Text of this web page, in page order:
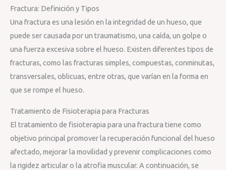
Fractura: Definición y Tipos
Una fractura es una lesión en la integridad de un hueso, que
puede ser causada por un traumatismo, una caída, un golpe o
una fuerza excesiva sobre el hueso. Existen diferentes tipos de
fracturas, como las fracturas simples, compuestas, conminutas,
transversales, oblicuas, entre otras, que varían en la forma en
que se rompe el hueso.
Tratamiento de Fisioterapia para Fracturas
El tratamiento de fisioterapia para una fractura tiene como
objetivo principal promover la recuperación funcional del hueso
afectado, mejorar la movilidad y prevenir complicaciones como
la rigidez articular o la atrofia muscular. A continuación, se